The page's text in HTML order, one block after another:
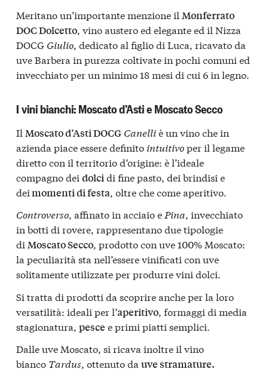
Meritano un’importante menzione il Monferrato
DOC Dolcetto, vino austero ed elegante ed il Nizza
DOCG Giulio, dedicato al figlio di Luca, ricavato da
uve Barbera in purezza coltivate in pochi comuni ed
invecchiato per un minimo 18 mesi di cui 6 in legno.
I vini bianchi: Moscato d’Asti e Moscato Secco
Il Moscato d’Asti DOCG Canelliè un vino che in
azienda piace essere definito intuitivoper il legame
diretto con il territorio d’origine: è l’ideale
compagno dei dolci di fine pasto, dei brindisi e
deimomenti di festa , oltre che come aperitivo.
Controverso, affinato in acciaio e Pina, invecchiato
in botti di rovere, rappresentano due tipologie
di Moscato Secco, prodotto con uve 100% Moscato:
la peculiarità sta nell’essere vinificati con uve
solitamente utilizzate per produrre vini dolci.
Si tratta di prodotti da scoprire anche per la loro
versatilità: ideali per l’aperitivo, formaggi di media
stagionatura, pesce e primi piatti semplici.
Dalle uve Moscato, si ricava inoltre il vino
bianco Tardus, ottenuto da uve stramature.